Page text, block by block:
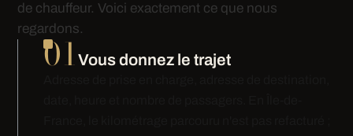
de chauffeur. Voici exactement ce que nous
regardons.
01Vous donnez le trajet